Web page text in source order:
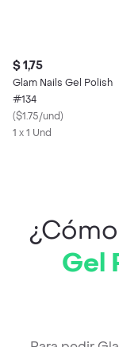
$ 1,75
Glam Nails Gel Polish
#134
($1.75/und)
1 x 1 Und
Gel